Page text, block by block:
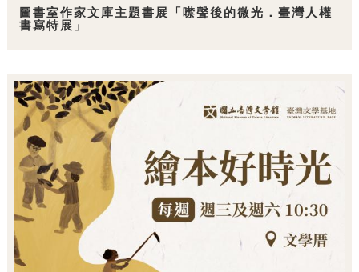
圖書室作家文庫主題書展「噤聲後的微光．臺灣人權
書寫特展」